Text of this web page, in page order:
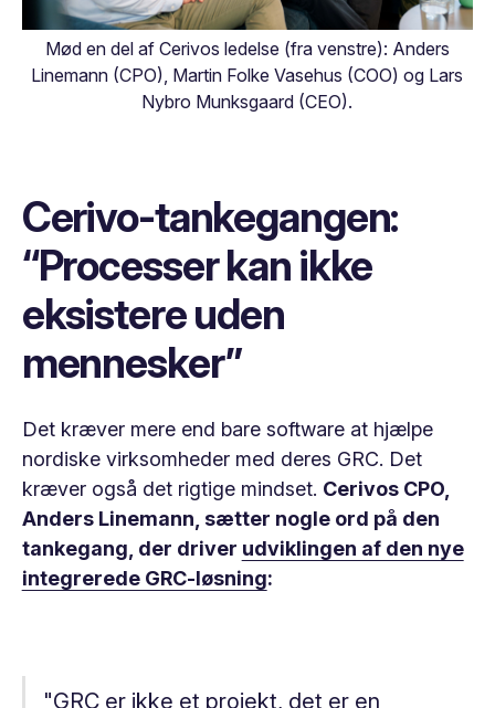
Mød en del af Cerivos ledelse (fra venstre): Anders
Linemann (CPO), Martin Folke Vasehus (COO) og Lars
Nybro Munksgaard (CEO).
Cerivo-tankegangen:
“Processer kan ikke
eksistere uden
mennesker”
Det kræver mere end bare software at hjælpe
nordiske virksomheder med deres GRC. Det
kræver også det rigtige mindset. Cerivos CPO,
Anders Linemann, sætter nogle ord på den
tankegang, der driver udviklingen af den nye
integrerede GRC-løsning:
"GRC er ikke et projekt, det er en